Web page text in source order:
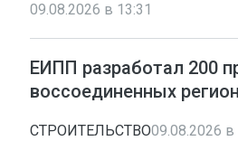
09.08.2026 в 13:31
ЕИПП разработал 200
воссоединенных
СТРОИТЕЛЬСТВО09.08.2026 в